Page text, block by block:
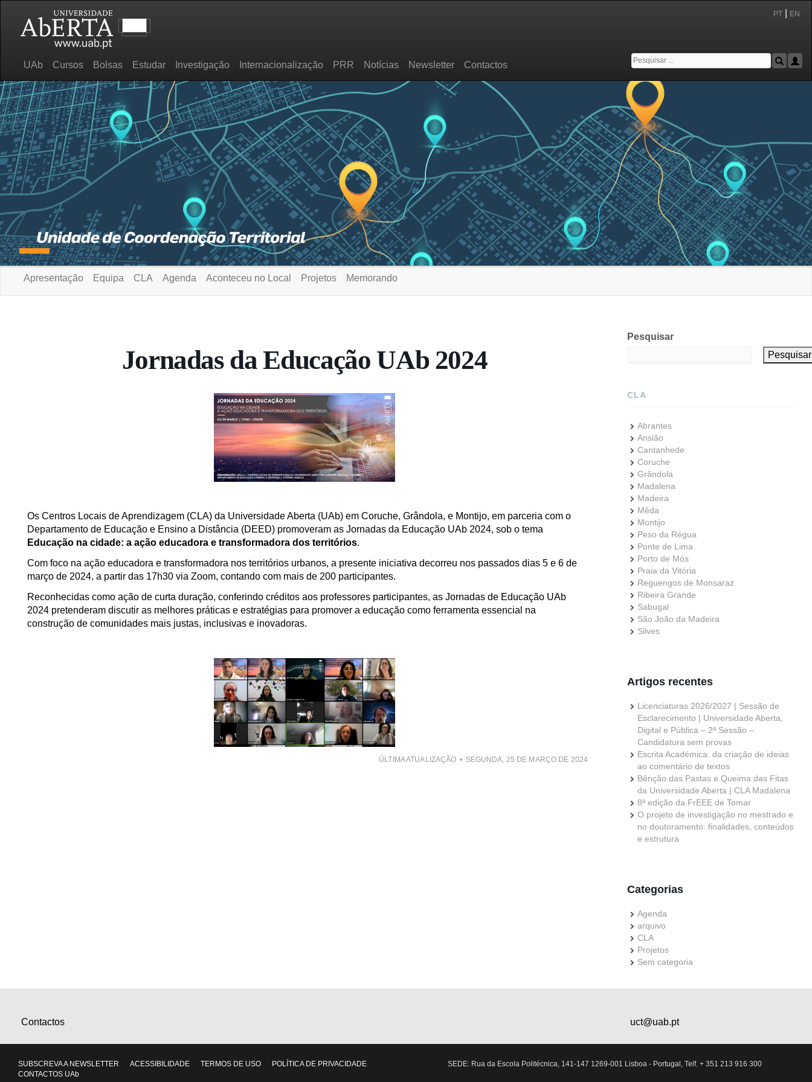
PT| EN
UAb Cursos Bolsas Estudar Investigação Internacionalização PRR Notícias Newsletter Contactos
Apresentação Equipa CLA Agenda Aconteceu no Local Projetos Memorando
Jornadas da Educação UAb 2024
Os Centros Locais de Aprendizagem (CLA) da Universidade Aberta (UAb) em Coruche, Grândola, e Montijo, em parceria com o
Departamento de Educação e Ensino a Distância (DEED) promoveram as Jornadas da Educação UAb 2024, sob o tema
Educação na cidade: a ação educadora e transformadora dos territórios.
Com foco na ação educadora e transformadora nos territórios urbanos, a presente iniciativa decorreu nos passados dias 5 e 6 de
março de 2024, a partir das 17h30 via Zoom, contando com mais de 200 participantes.
Reconhecidas como ação de curta duração, conferindo créditos aos professores participantes, as Jornadas de Educação UAb
2024 pretenderam discutir as melhores práticas e estratégias para promover a educação como ferramenta essencial na
construção de comunidades mais justas, inclusivas e inovadoras.
ÚLTIMA ATUALIZAÇÃO SEGUNDA, 25 DE MARÇO DE 2024
Pesquisar
Pesquisar
CLA
Abrantes
Ansião
Cantanhede
Coruche
Grândola
Madalena
Madeira
Mêda
Montijo
Peso da Régua
Ponte de Lima
Porto de Mós
Praia da Vitória
Reguengos de Monsaraz
Ribeira Grande
Sabugal
São João da Madeira
Silves
Artigos recentes
Licenciaturas 2026/2027 | Sessão de
Esclarecimento | Universidade Aberta,
Digital e Pública – 2ª Sessão –
Candidatura sem provas
Escrita Académica: da criação de ideias
ao comentário de textos
Bênção das Pastas e Queima das Fitas
da Universidade Aberta | CLA Madalena
8ª edição da FrEEE de Tomar
O projeto de investigação no mestrado e
no doutoramento: finalidades, conteúdos
e estrutura
Categorias
Agenda
arquivo
CLA
Projetos
Sem categoria
Contactos uct@uab.pt
SUBSCREVA A NEWSLETTER ACESSIBILIDADE TERMOS DE USO
POLÍTICA DE PRIVACIDADE
CONTACTOS UAb
SEDE: Rua da Escola Politécnica, 141-147 1269-001 Lisboa - Portugal, Telf. + 351 213 916 300